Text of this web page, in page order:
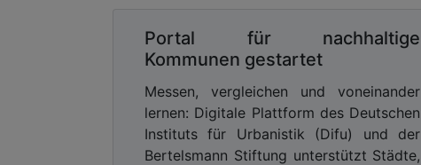
Portal für nachhaltige
Kommunen gestartet
Messen, vergleichen und voneinander
lernen: Digitale Plattform des Deutschen
Instituts für Urbanistik (Difu) und der
Bertelsmann Stiftung unterstützt Städte,